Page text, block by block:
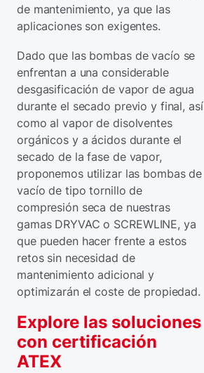
de mantenimiento, ya que las
aplicaciones son exigentes.
Dado que las bombas de vacío se
enfrentan a una considerable
desgasificación de vapor de agua
durante el secado previo y final, así
como al vapor de disolventes
orgánicos y a ácidos durante el
secado de la fase de vapor,
proponemos utilizar las bombas de
vacío de tipo tornillo de
compresión seca de nuestras
gamas DRYVAC o SCREWLINE, ya
que pueden hacer frente a estos
retos sin necesidad de
mantenimiento adicional y
optimizarán el coste de propiedad.
Explore las soluciones
con certificación
ATEX